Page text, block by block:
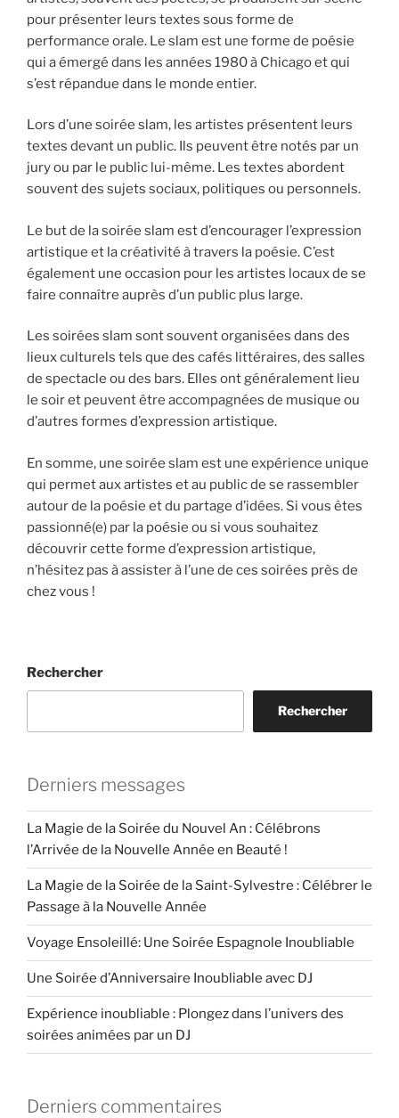
pour présenter leurs textes sous forme de
performance orale. Le slam est une forme de poésie
qui a émergé dans les années 1980 à Chicago et qui
s’est répandue dans le monde entier.
Lors d’une soirée slam, les artistes présentent leurs
textes devant un public. Ils peuvent être notés par un
jury ou par le public lui-même. Les textes abordent
souvent des sujets sociaux, politiques ou personnels.
Le but de la soirée slam est d’encourager l’expression
artistique et la créativité à travers la poésie. C’est
également une occasion pour les artistes locaux de se
faire connaître auprès d’un public plus large.
Les soirées slam sont souvent organisées dans des
lieux culturels tels que des cafés littéraires, des salles
de spectacle ou des bars. Elles ont généralement lieu
le soir et peuvent être accompagnées de musique ou
d’autres formes d’expression artistique.
En somme, une soirée slam est une expérience unique
qui permet aux artistes et au public de se rassembler
autour de la poésie et du partage d’idées. Si vous êtes
passionné(e) par la poésie ou si vous souhaitez
découvrir cette forme d’expression artistique,
n’hésitez pas à assister à l’une de ces soirées près de
chez vous !
Rechercher
Rechercher
Derniers messages
La Magie de la Soirée du Nouvel An : Célébrons
l’Arrivée de la Nouvelle Année en Beauté !
La Magie de la Soirée de la Saint-Sylvestre : Célébrer le
Passage à la Nouvelle Année
Voyage Ensoleillé: Une Soirée Espagnole Inoubliable
Une Soirée d’Anniversaire Inoubliable avec DJ
Expérience inoubliable : Plongez dans l’univers des
soirées animées par un DJ
Derniers commentaires